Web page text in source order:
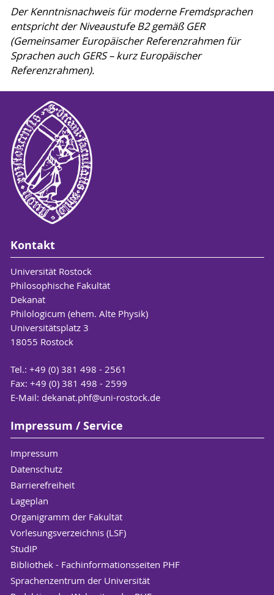
Der Kenntnisnachweis für moderne Fremdsprachen
entspricht der Niveaustufe B2 gemäß GER
(Gemeinsamer Europäischer Referenzrahmen für
Sprachen auch GERS – kurz Europäischer
Referenzrahmen).
Kontakt
Universität Rostock
Philosophische Fakultät
Dekanat
Philologicum (ehem. Alte Physik)
Universitätsplatz 3
18055 Rostock
Tel.: +49 (0) 381 498 - 2561
Fax: +49 (0) 381 498 - 2599
E-Mail: dekanat.phf@uni-rostock.de
Impressum / Service
Impressum
Datenschutz
Barrierefreiheit
Lageplan
Organigramm der Fakultät
Vorlesungsverzeichnis (LSF)
StudIP
Bibliothek - Fachinformationsseiten PHF
Sprachenzentrum der Universität